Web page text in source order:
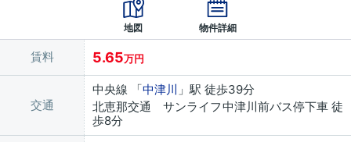
地図 物件詳細
賃料 5.65万円
交通
中央線 「中津川 」駅 徒歩39分
北恵那交通 サンライフ中津川前バス停下車 徒
歩8分